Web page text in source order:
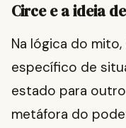
Circe e a ideia
Na lógica do
específico de
estado para
metáfora do